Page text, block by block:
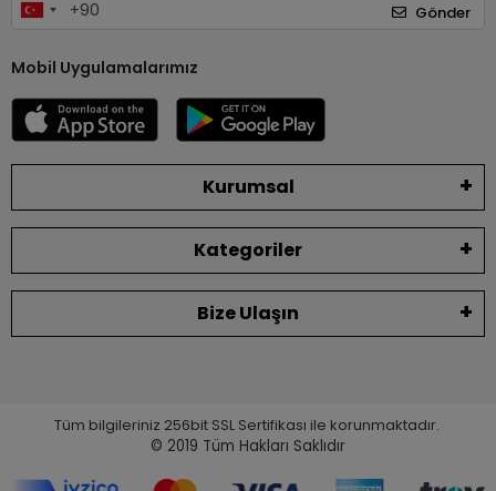
Gönder
Mobil Uygulamalarımız
Kurumsal
Kategoriler
Bize Ulaşın
Tüm bilgileriniz 256bit SSL Sertifikası ile korunmaktadır.
© 2019 Tüm Hakları Saklıdır